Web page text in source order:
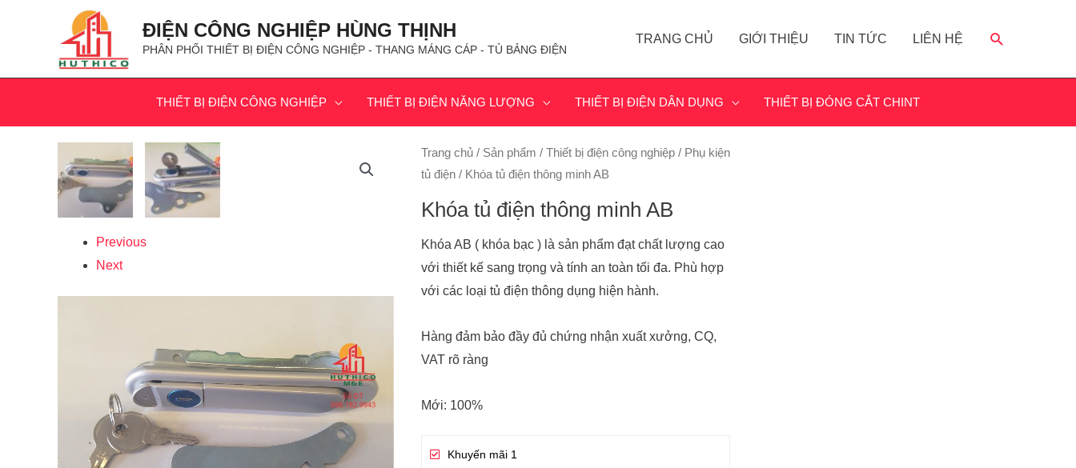
ĐIỆN CÔNG NGHIỆP HÙNG THỊNH
PHÂN PHỐI THIẾT BỊ ĐIỆN CÔNG NGHIỆP - THANG MÁNG CÁP - TỦ BẢNG ĐIỆN
TRANG CHỦ GIỚI THIỆU TIN TỨC LIÊN HỆ
THIẾT BỊ ĐIỆN CÔNG NGHIỆP THIẾT BỊ ĐIỆN NĂNG LƯỢNG THIẾT BỊ ĐIỆN DÂN DỤNG THIẾT BỊ ĐÓNG CẮT CHINT
Previous
Next
Trang chủ/ Sản phẩm / Thiết bị điện công nghiệp/ Phụ kiện
tủ điện/ Khóa tủ điện thông minh AB
Khóa tủ điện thông minh AB
Khóa AB ( khóa bạc ) là sản phẩm đạt chất lượng cao
với thiết kế sang trọng và tính an toàn tối đa. Phù hợp
với các loại tủ điện thông dụng hiện hành.
Hàng đảm bảo đầy đủ chứng nhận xuất xưởng, CQ,
VAT rõ ràng
Mới: 100%
Khuyến mãi 1